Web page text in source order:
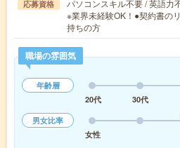
応募資格
パソコンスキル不要 / 英語力
※業界未経験OK！●契約書の
持ちの方
職場の雰囲気
年齢層
20代
30代
男女比率
女性